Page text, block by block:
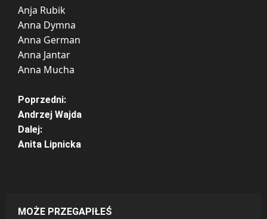
Anja Rubik
Anna Dymna
Anna German
Anna Jantar
Anna Mucha
Z
o
b
c
Poprzedni:
Andrzej Wajda
Dalej:
Anita Lipnicka
MOŻE PRZEGAPIŁEŚ